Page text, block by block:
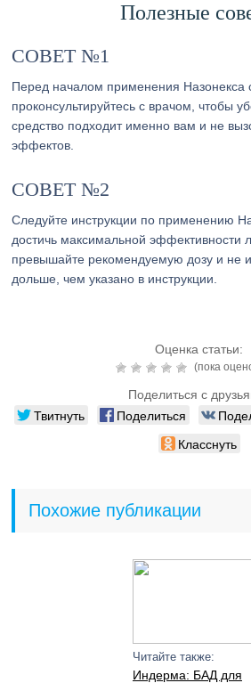
Полезные
СОВЕТ №1
Перед началом применения Назонекса
проконсультируйтесь с врачом, чтобы
средство подходит именно вам и не
эффектов.
СОВЕТ №2
Следуйте инструкции по применению
достичь максимальной эффективности
превышайте рекомендуемую дозу и не
дольше, чем указано в инструкции.
Оценка статьи:
(пока
Поделиться с
Твитнуть Поделиться
Класснуть
Похожие публикации
Читайте также:
Индерма: БАД для